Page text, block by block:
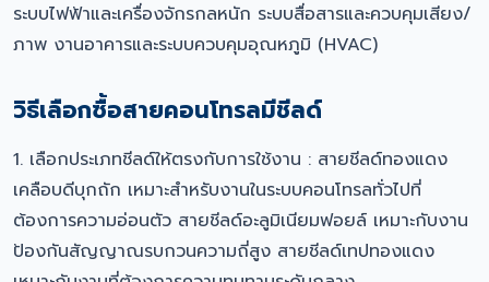
ระบบไฟฟ้าและเครื่องจักรกลหนัก ระบบสื่อสารและควบคุมเสียง/
ภาพ งานอาคารและระบบควบคุมอุณหภูมิ (HVAC)
วิธีเลือกซื้อสายคอนโทรลมีชีลด์
1. เลือกประเภทชีลด์ให้ตรงกับการใช้งาน : สายชีลด์ทองแดง
เคลือบดีบุกถัก เหมาะสำหรับงานในระบบคอนโทรลทั่วไปที่
ต้องการความอ่อนตัว สายชีลด์อะลูมิเนียมฟอยล์ เหมาะกับงาน
ป้องกันสัญญาณรบกวนความถี่สูง สายชีลด์เทปทองแดง